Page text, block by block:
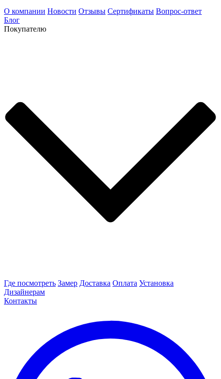
О компании Новости Отзывы Сертификаты Вопрос-ответ
Блог
Покупателю
Где посмотреть Замер Доставка Оплата Установка
Дизайнерам
Контакты